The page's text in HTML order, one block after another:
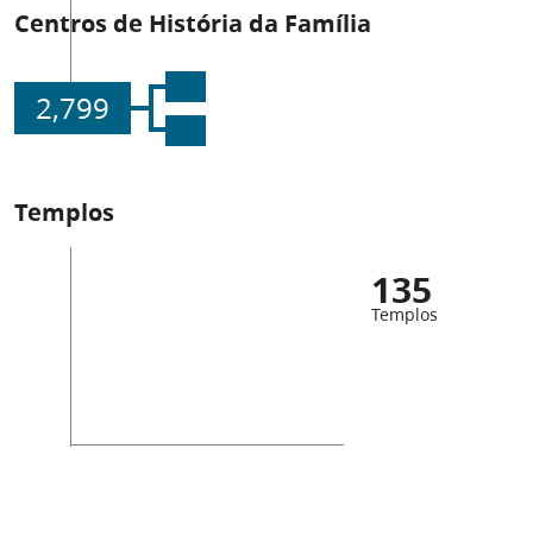
Centros de História da Família
2,799
Templos
135
Templos